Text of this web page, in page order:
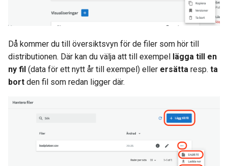
Då kommer du till översiktsvyn för de filer som hör till
distributionen. Där kan du välja att till exempel lägga till en
ny fil (data för ett nytt år till exempel) eller ersätta resp. ta
bort den fil som redan ligger där.